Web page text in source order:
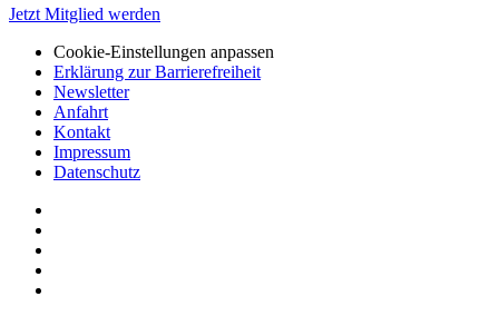
Jetzt Mitglied werden
Cookie-Einstellungen anpassen
Erklärung zur Barrierefreiheit
Newsletter
Anfahrt
Kontakt
Impressum
Datenschutz